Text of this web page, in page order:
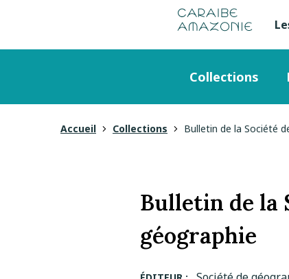
Collections
Vous
Accueil Collections Bulletin de la Société
Bulletin de la
géographie